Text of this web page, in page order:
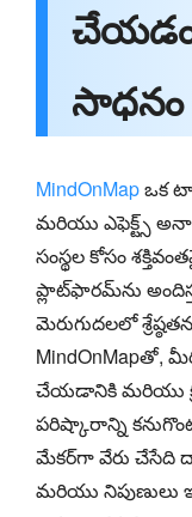
చేయడం
సాధనం
MindOnMapఒక
మరియు ఎఫెక్ట్స్
సంస్థల కోసం
ప్లాట్‌ఫారమ్‌ను
మెరుగుదలలో
MindOnMapతో,
చేయడానికి మరియు
పరిష్కారాన్ని
మేకర్‌గా వేరు చేసేది
మరియు నిపుణులు